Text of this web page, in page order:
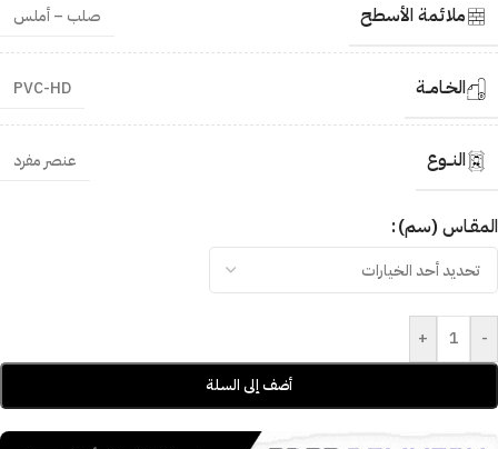
ملائمة الأسطح صلب – أملس
الخـامــة PVC-HD
النــوع عنصر مفرد
المقـاس (سم)
-
+
أضف إلى السلة